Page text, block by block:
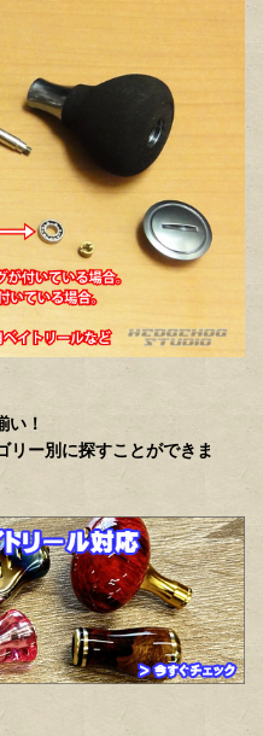
！
リー別に探すことができま